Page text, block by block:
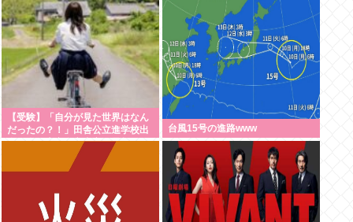
【受験】「自分が見た世界はなん
だったの？！」田舎公立進学校出
身の私が東京私立中高一貫超エリ
ート校出身者と話してびっくりし
台風15号の進路www